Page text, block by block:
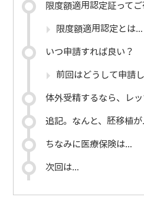
限度額適用認定証ってご
限度額適用認定とは…
いつ申請すれば良い？
前回はどうして申請
体外受精するなら、レ
追記。なんと、胚移植が
ちなみに医療保険は…
次回は…